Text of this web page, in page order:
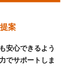
案
安心できるよう
でサポートしま